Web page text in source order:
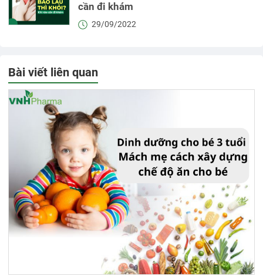
cần đi khám
29/09/2022
Bài viết liên quan